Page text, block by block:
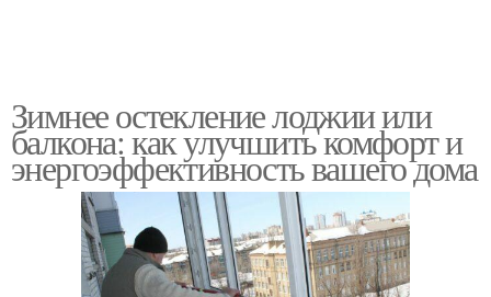
Зимнее остекление лоджии или
балкона: как улучшить комфорт и
энергоэффективность вашего дома